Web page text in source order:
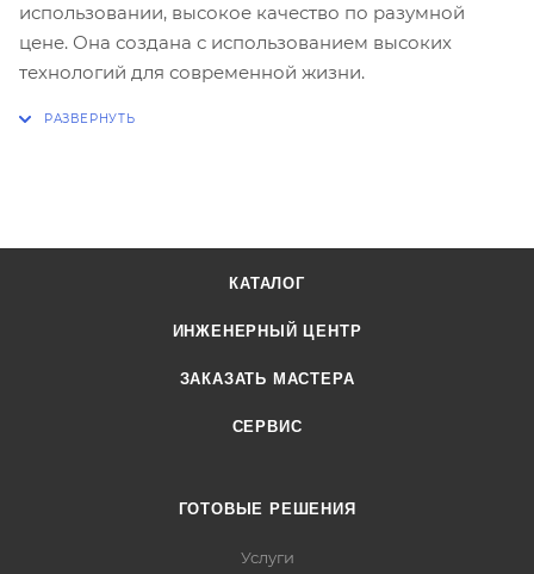
использовании, высокое качество по разумной
цене. Она создана с использованием высоких
технологий для современной жизни.
КАТАЛОГ
ИНЖЕНЕРНЫЙ ЦЕНТР
ЗАКАЗАТЬ МАСТЕРА
СЕРВИС
ГОТОВЫЕ РЕШЕНИЯ
Услуги